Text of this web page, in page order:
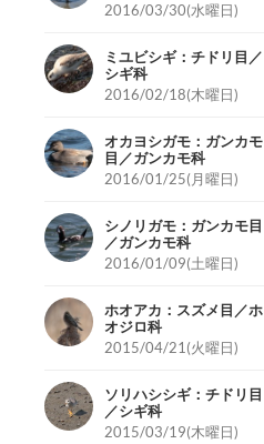
2016/03/30(水曜日)
ミユビシギ：チドリ目／
シギ科
2016/02/18(木曜日)
オカヨシガモ：ガンカモ
目／ガンカモ科
2016/01/25(月曜日)
シノリガモ：ガンカモ目
／ガンカモ科
2016/01/09(土曜日)
ホオアカ：スズメ目／ホ
オジロ科
2015/04/21(火曜日)
ソリハシシギ：チドリ目
／シギ科
2015/03/19(木曜日)